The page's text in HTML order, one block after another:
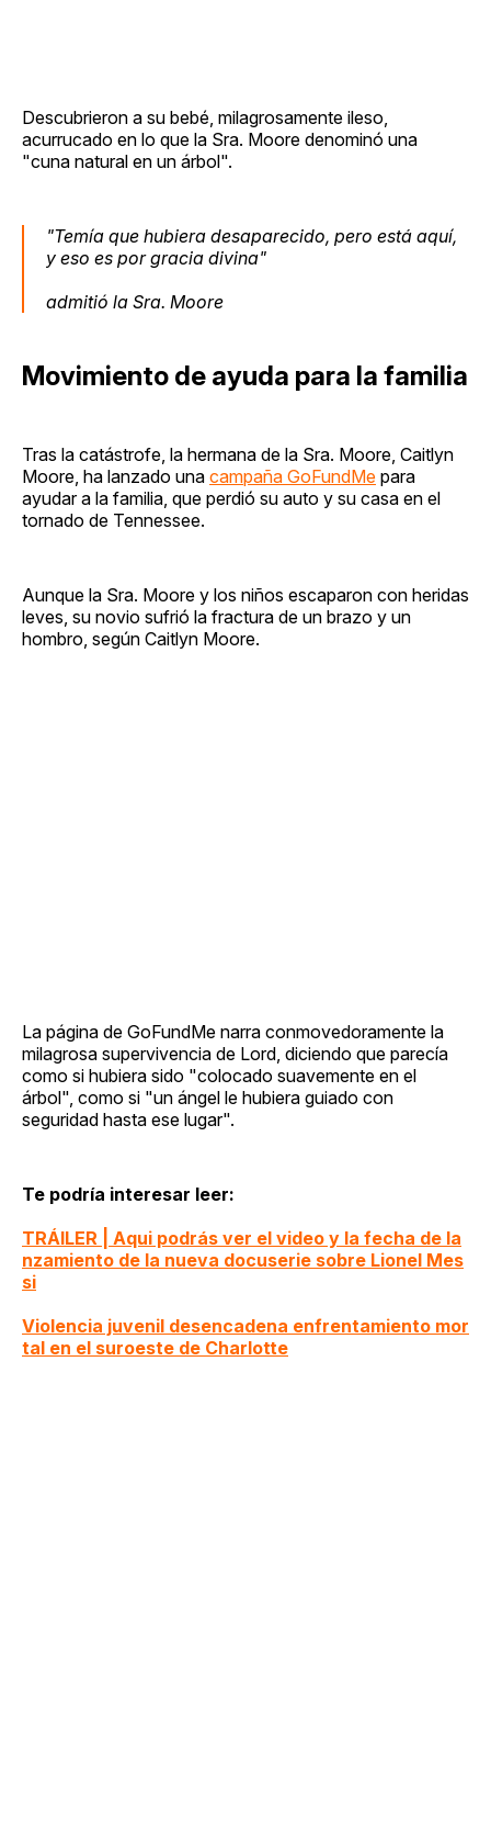
Descubrieron a su bebé, milagrosamente ileso,
acurrucado en lo que la Sra. Moore denominó una
"cuna natural en un árbol".
"Temía que hubiera desaparecido, pero está aquí,
y eso es por gracia divina"
admitió la Sra. Moore
Movimiento de ayuda para la familia
Tras la catástrofe, la hermana de la Sra. Moore, Caitlyn
Moore, ha lanzado una campaña GoFundMe para
ayudar a la familia, que perdió su auto y su casa en el
tornado de Tennessee.
Aunque la Sra. Moore y los niños escaparon con heridas
leves, su novio sufrió la fractura de un brazo y un
hombro, según Caitlyn Moore.
La página de GoFundMe narra conmovedoramente la
milagrosa supervivencia de Lord, diciendo que parecía
como si hubiera sido "colocado suavemente en el
árbol", como si "un ángel le hubiera guiado con
seguridad hasta ese lugar".
Te podría interesar leer:
TRÁILER | Aqui podrás ver el video y la fecha de la
nzamiento de la nueva docuserie sobre Lionel Mes
si
Violencia juvenil desencadena enfrentamiento mor
tal en el suroeste de Charlotte